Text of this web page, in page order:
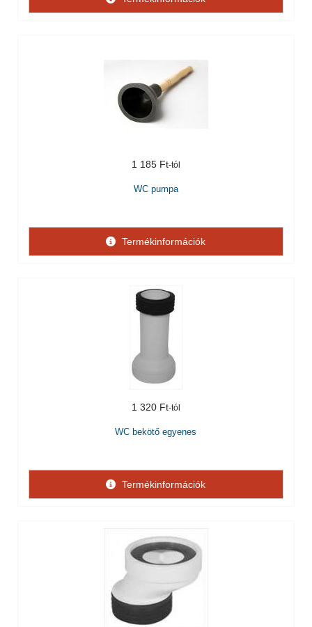
1 185 Ft
WC pumpa
Termékinformációk
1 320 Ft
WC bekötő egyenes
Termékinformációk